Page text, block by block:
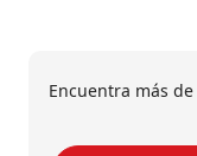
Encuentra más